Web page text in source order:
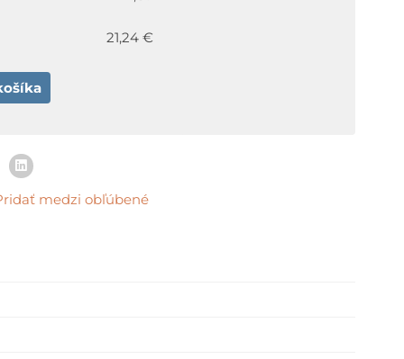
21,24 €
medzi obľúbené